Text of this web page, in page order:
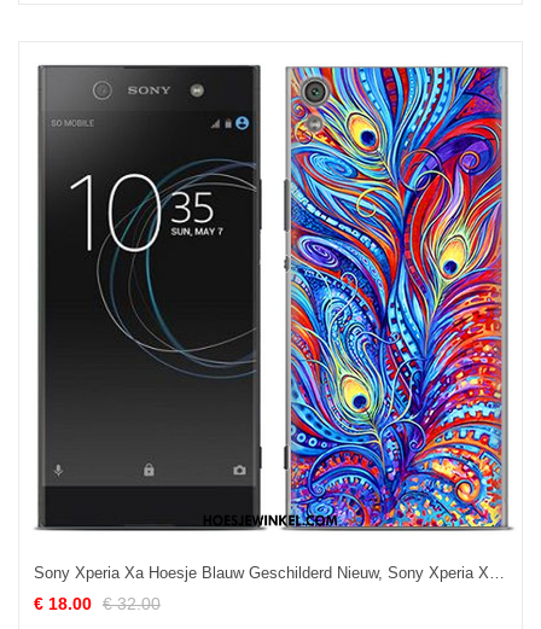
Sony Xperia Xa Hoesje Blauw Geschilderd Nieuw, Sony Xperia Xa Hoesje Scheppend Zacht
€ 18.00 € 32.00